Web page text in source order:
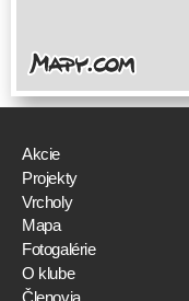
Akcie
Projekty
Vrcholy
Mapa
Fotogalérie
O klube
Členovia